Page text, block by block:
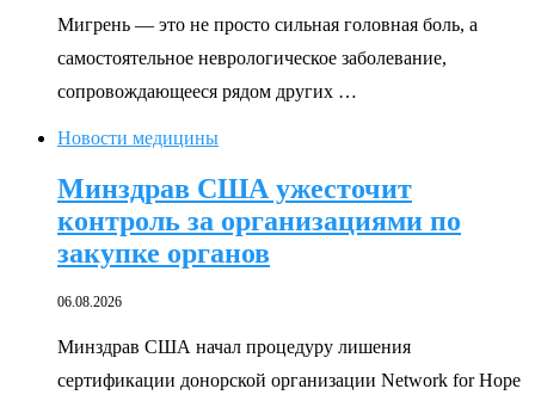
Мигрень — это не просто сильная головная боль, а
самостоятельное неврологическое заболевание,
сопровождающееся рядом других …
Новости медицины
Минздрав США ужесточит
контроль за организациями по
закупке органов
06.08.2026
Минздрав США начал процедуру лишения
сертификации донорской организации Network for Hope